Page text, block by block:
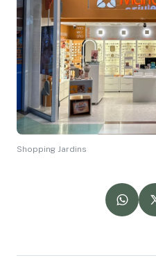
Shopping Jardins